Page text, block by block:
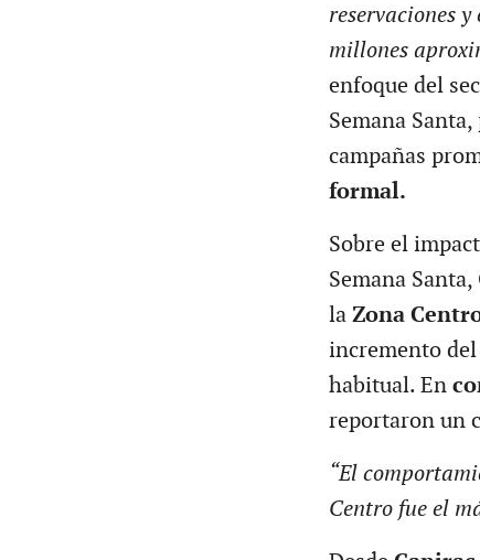
reservaciones
millones
enfoque del
Semana
campañas
formal.
Sobre el
Semana
la Zona
incremento del
habitual. En
reportaron un
“El
Centro fue el